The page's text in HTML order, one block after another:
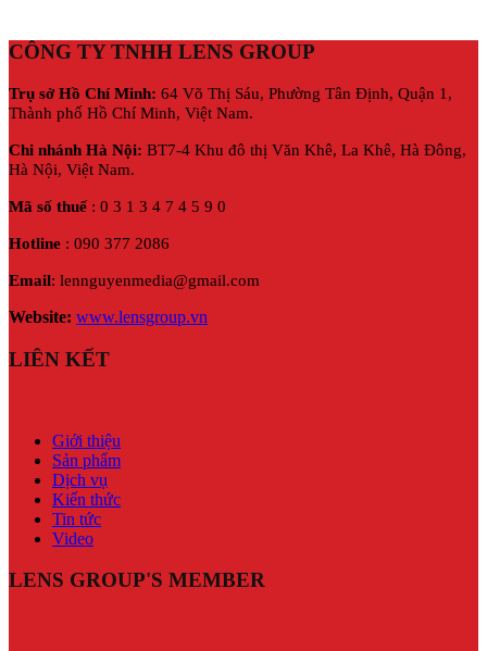
CÔNG TY TNHH LENS GROUP
Trụ sở Hồ Chí Minh: 64 Võ Thị Sáu, Phường Tân Định, Quận 1,
Thành phố Hồ Chí Minh, Việt Nam.
Chi nhánh Hà Nội: BT7-4 Khu đô thị Văn Khê, La Khê, Hà Đông,
Hà Nội, Việt Nam.
Mã số thuế: 0 3 1 3 4 7 4 5 9 0
Hotline : 090 377 2086
Email: lennguyenmedia@gmail.com
Website: www.lensgroup.vn
LIÊN KẾT
Giới thiệu
Sản phẩm
Dịch vụ
Kiến thức
Tin tức
Video
LENS GROUP'S MEMBER